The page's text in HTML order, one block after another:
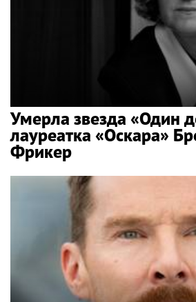
Умерла звезда «Один
лауреатка «Оскара»
Фрикер